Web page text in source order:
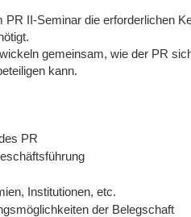
II-Seminar die erforderlichen
gemeinsam, wie der PR
kann.
PR
Institutionen, etc.
der Belegschaft